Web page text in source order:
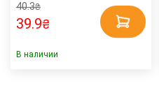
40.3₴
39.9₴
В наличии